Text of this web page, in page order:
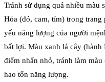
Tránh sử dụng quá nhiều màu
Hỏa (đỏ, cam, tím) trong
yếu năng lượng của người
bất lợi. Màu xanh lá cây (hành
điểm nhấn nhỏ, tránh làm
hao tổn năng lượng.